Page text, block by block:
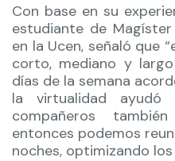
Con base en su
estudiante de
en la Ucen, señaló que
corto, mediano y
días de la semana
la virtualidad ayudó
compañeros
entonces podemos
noches, optimizando